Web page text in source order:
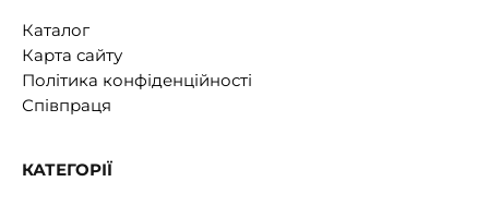
Каталог
Карта сайту
Політика конфіденційності
Співпраця
КАТЕГОРІЇ